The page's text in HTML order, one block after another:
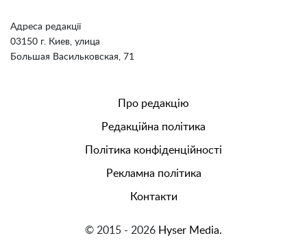
Адреса редакції
03150 г. Киев, улица
Большая Васильковская, 71
Про редакцію
Редакційна політика
Політика конфіденційності
Рекламна політика
Контакти
© 2015 - 2026 Hyser Media.